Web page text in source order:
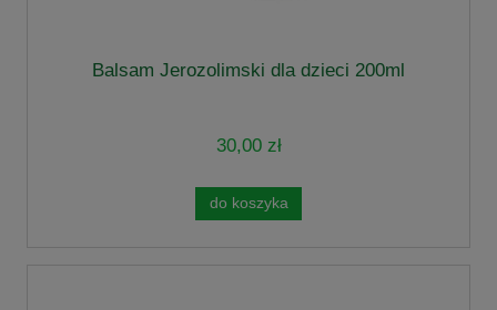
Balsam Jerozolimski dla dzieci 200ml
30,00 zł
do koszyka